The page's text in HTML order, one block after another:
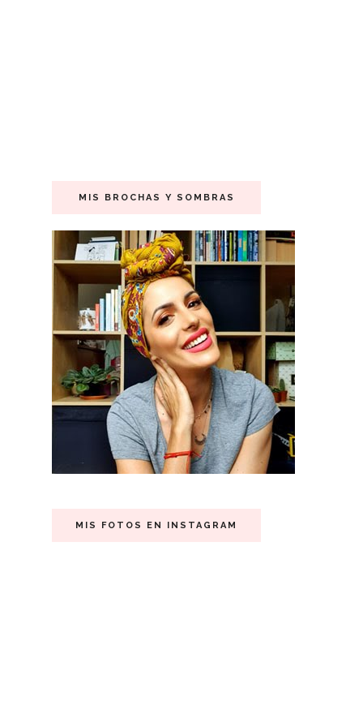
MIS BROCHAS Y SOMBRAS
MIS FOTOS EN INSTAGRAM